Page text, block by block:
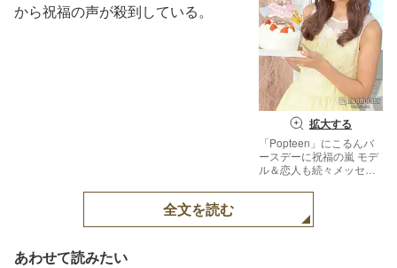
拡大する
「Popteen」にこるんバ
ースデーに祝福の嵐 モデ
ル＆恋人も続々メッセー
から祝福の声が殺到している。
全文を読む
あわせて読みたい